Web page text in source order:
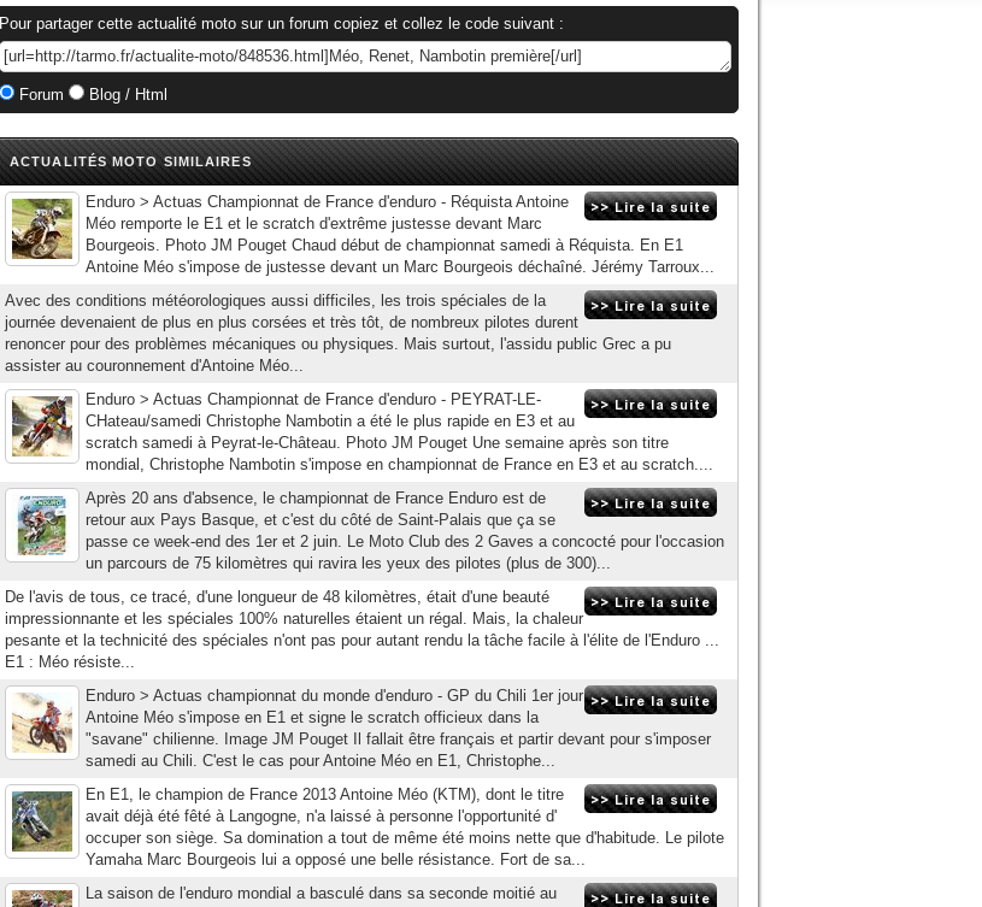
Pour partager cette actualité moto sur un forum copiez et collez le code suivant :
Forum Blog / Html
ACTUALITÉS MOTO SIMILAIRES
Enduro > Actuas Championnat de France d'enduro - Réquista Antoine
Méo remporte le E1 et le scratch d'extrême justesse devant Marc
Bourgeois. Photo JM Pouget Chaud début de championnat samedi à Réquista. En E1
Antoine Méo s'impose de justesse devant un Marc Bourgeois déchaîné. Jérémy Tarroux...
Avec des conditions météorologiques aussi difficiles, les trois spéciales de la
journée devenaient de plus en plus corsées et très tôt, de nombreux pilotes durent
renoncer pour des problèmes mécaniques ou physiques. Mais surtout, l'assidu public Grec a pu
assister au couronnement d'Antoine Méo...
Enduro > Actuas Championnat de France d'enduro - PEYRAT-LE-
CHateau/samedi Christophe Nambotin a été le plus rapide en E3 et au
scratch samedi à Peyrat-le-Château. Photo JM Pouget Une semaine après son titre
mondial, Christophe Nambotin s'impose en championnat de France en E3 et au scratch....
Après 20 ans d'absence, le championnat de France Enduro est de
retour aux Pays Basque, et c'est du côté de Saint-Palais que ça se
passe ce week-end des 1er et 2 juin. Le Moto Club des 2 Gaves a concocté pour l'occasion
un parcours de 75 kilomètres qui ravira les yeux des pilotes (plus de 300)...
De l'avis de tous, ce tracé, d'une longueur de 48 kilomètres, était d'une beauté
impressionnante et les spéciales 100% naturelles étaient un régal. Mais, la chaleur
pesante et la technicité des spéciales n'ont pas pour autant rendu la tâche facile à l'élite de l'Enduro ...
E1 : Méo résiste...
Enduro > Actuas championnat du monde d'enduro - GP du Chili 1er jour
Antoine Méo s'impose en E1 et signe le scratch officieux dans la
"savane" chilienne. Image JM Pouget Il fallait être français et partir devant pour s'imposer
samedi au Chili. C'est le cas pour Antoine Méo en E1, Christophe...
En E1, le champion de France 2013 Antoine Méo (KTM), dont le titre
avait déjà été fêté à Langogne, n'a laissé à personne l'opportunité d'
occuper son siège. Sa domination a tout de même été moins nette que d'habitude. Le pilote
Yamaha Marc Bourgeois lui a opposé une belle résistance. Fort de sa...
La saison de l'enduro mondial a basculé dans sa seconde moitié au